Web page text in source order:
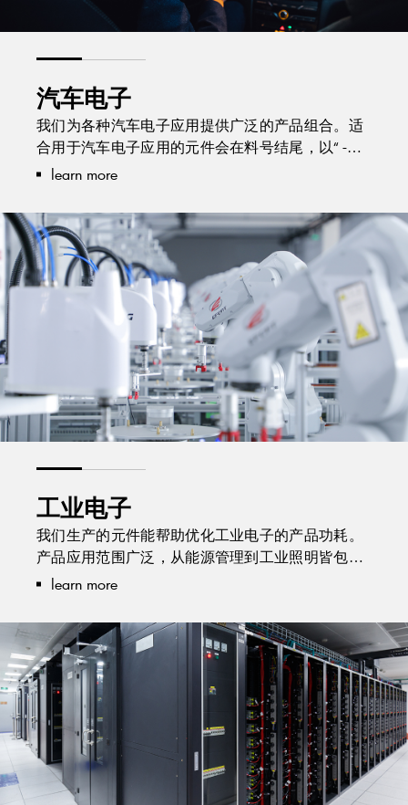
汽车电子
我们为各种汽车电子应用提供广泛的产品组合。适
合用于汽车电子应用的元件会在料号结尾，以“ -
AU”标示。这些产品皆通过AEC-Q101认证并有
learn more
工业电子
我们生产的元件能帮助优化工业电子的产品功耗。
产品应用范围广泛，从能源管理到工业照明皆包
含。learn more